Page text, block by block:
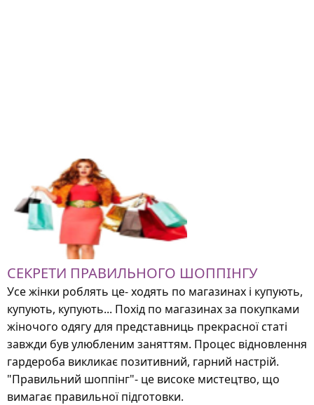
СЕКРЕТИ ПРАВИЛЬНОГО ШОППІНГУ
Усе жінки роблять це- ходять по магазинах і купують,
купують, купують... Похід по магазинах за покупками
жіночого одягу для представниць прекрасної статі
завжди був улюбленим заняттям. Процес відновлення
гардероба викликає позитивний, гарний настрій.
"Правильний шоппінг"- це високе мистецтво, що
вимагає правильної підготовки.